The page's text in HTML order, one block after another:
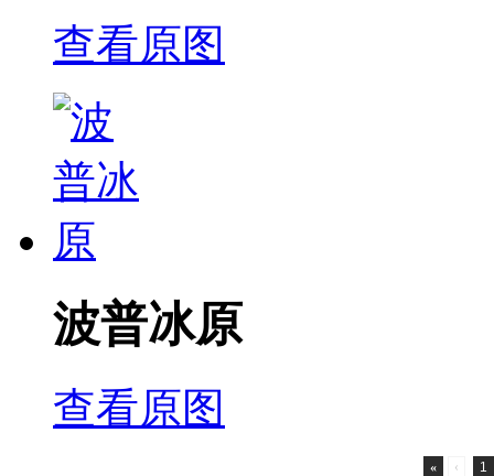
查看原图
波普冰原
查看原图
« ‹ 1